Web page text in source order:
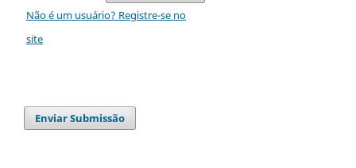
Não é um usuário? Registre-se no
site
Enviar Submissão